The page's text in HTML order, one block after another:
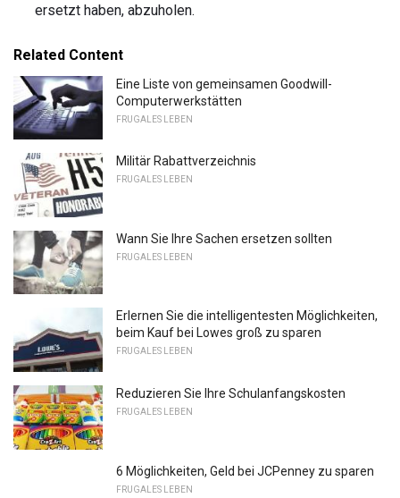
ersetzt haben, abzuholen.
Related Content
Eine Liste von gemeinsamen Goodwill-
Computerwerkstätten
FRUGALES LEBEN
Militär Rabattverzeichnis
FRUGALES LEBEN
Wann Sie Ihre Sachen ersetzen sollten
FRUGALES LEBEN
Erlernen Sie die intelligentesten Möglichkeiten,
beim Kauf bei Lowes groß zu sparen
FRUGALES LEBEN
Reduzieren Sie Ihre Schulanfangskosten
FRUGALES LEBEN
6 Möglichkeiten, Geld bei JCPenney zu sparen
FRUGALES LEBEN